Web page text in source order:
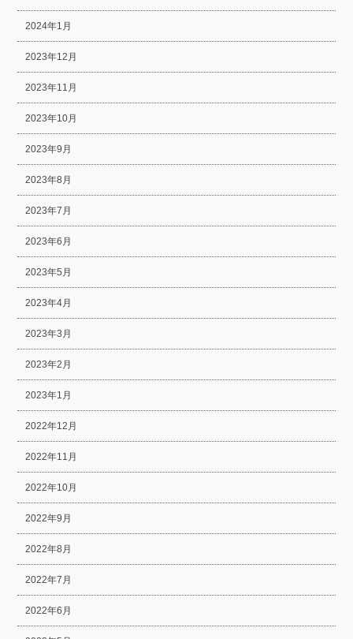
2024年1月
2023年12月
2023年11月
2023年10月
2023年9月
2023年8月
2023年7月
2023年6月
2023年5月
2023年4月
2023年3月
2023年2月
2023年1月
2022年12月
2022年11月
2022年10月
2022年9月
2022年8月
2022年7月
2022年6月